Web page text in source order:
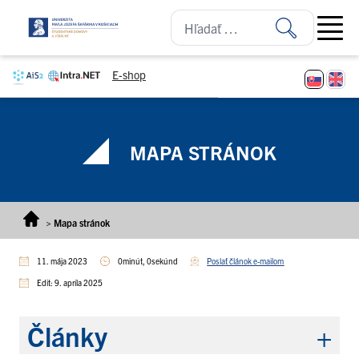
E-shop
Open
MAPA STRÁNOK
> Mapa stránok
11. mája 2023 0minút, 0sekúnd Poslať článok e-mailom
Edit: 9. apríla 2025
Články +